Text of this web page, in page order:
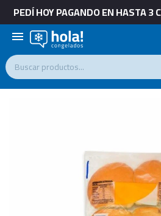
PEDÍ HOY PAGANDO EN HASTA 3
menu